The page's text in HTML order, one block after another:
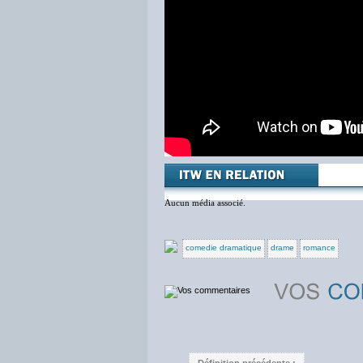
Aucun média associé.
comedie dramatique drame romance